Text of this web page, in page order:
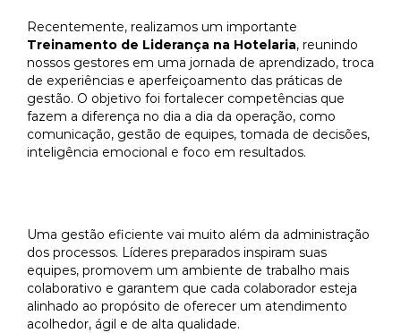
Recentemente, realizamos um importante
Treinamento de Liderança na Hotelaria, reunindo
nossos gestores em uma jornada de aprendizado, troca
de experiências e aperfeiçoamento das práticas de
gestão. O objetivo foi fortalecer competências que
fazem a diferença no dia a dia da operação, como
comunicação, gestão de equipes, tomada de decisões,
inteligência emocional e foco em resultados.
Uma gestão eficiente vai muito além da administração
dos processos. Líderes preparados inspiram suas
equipes, promovem um ambiente de trabalho mais
colaborativo e garantem que cada colaborador esteja
alinhado ao propósito de oferecer um atendimento
acolhedor, ágil e de alta qualidade.